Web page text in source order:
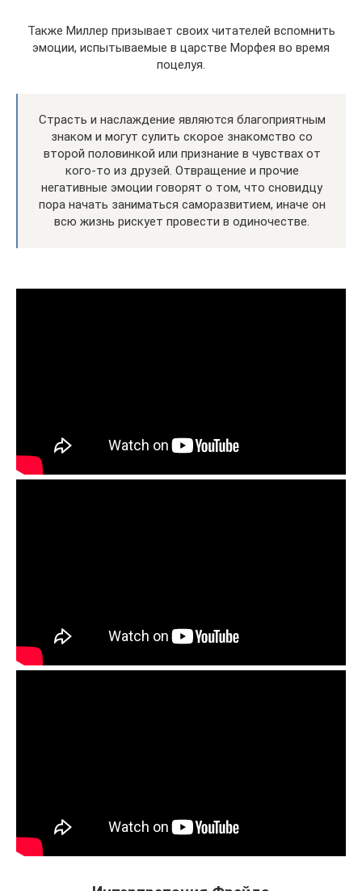
Также Миллер призывает своих читателей вспомнить
эмоции, испытываемые в царстве Морфея во время
поцелуя.
Страсть и наслаждение являются благоприятным
знаком и могут сулить скорое знакомство со
второй половинкой или признание в чувствах от
кого-то из друзей. Отвращение и прочие
негативные эмоции говорят о том, что сновидцу
пора начать заниматься саморазвитием, иначе он
всю жизнь рискует провести в одиночестве.